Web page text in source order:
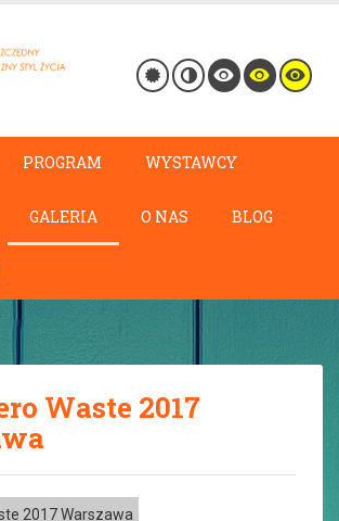
PROGRAM WYSTAWCY
GALERIA O NAS BLOG
Waste 2017
2017 Warszawa